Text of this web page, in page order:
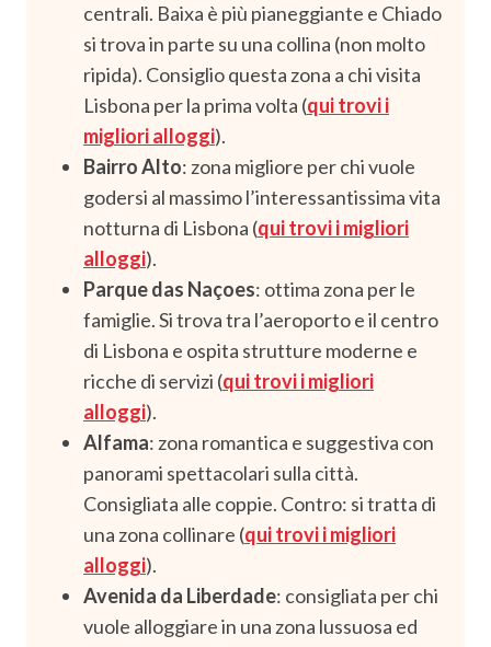
centrali. Baixa è più pianeggiante e Chiado
si trova in parte su una collina (non molto
ripida). Consiglio questa zona a chi visita
Lisbona per la prima volta (qui trovi i
migliori alloggi).
Bairro Alto: zona migliore per chi vuole
godersi al massimo l’interessantissima vita
notturna di Lisbona (qui trovi i migliori
alloggi).
Parque das Naçoes: ottima zona per le
famiglie. Si trova tra l’aeroporto e il centro
di Lisbona e ospita strutture moderne e
ricche di servizi (qui trovi i migliori
alloggi).
Alfama: zona romantica e suggestiva con
panorami spettacolari sulla città.
Consigliata alle coppie. Contro: si tratta di
una zona collinare (qui trovi i migliori
alloggi).
Avenida da Liberdade: consigliata per chi
vuole alloggiare in una zona lussuosa ed